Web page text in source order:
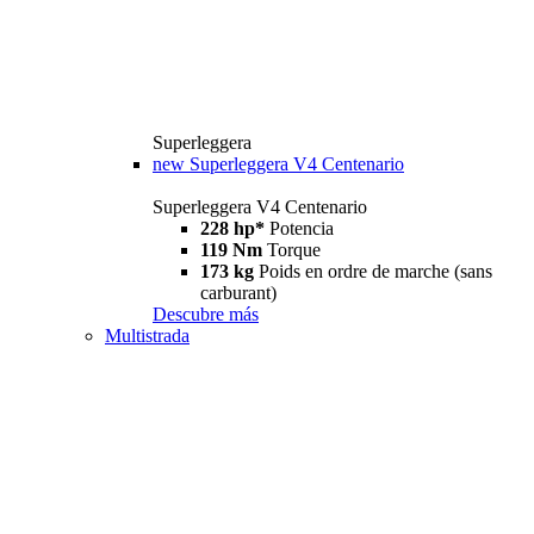
Superleggera
new Superleggera V4 Centenario
Superleggera V4 Centenario
228 hp* Potencia
119 Nm Torque
173 kg Poids en ordre de marche (sans
carburant)
Descubre más
Multistrada